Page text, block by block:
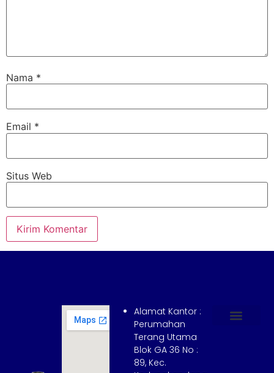
Nama *
Email *
Situs Web
Alamat Kantor :
Perumahan
Terang Utama
Blok GA 36 No :
89, Kec.